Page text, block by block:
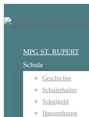
MPG ST. RUPERT
Schule
Geschichte
Schulerhalter
Schulgeld
Hausordnung